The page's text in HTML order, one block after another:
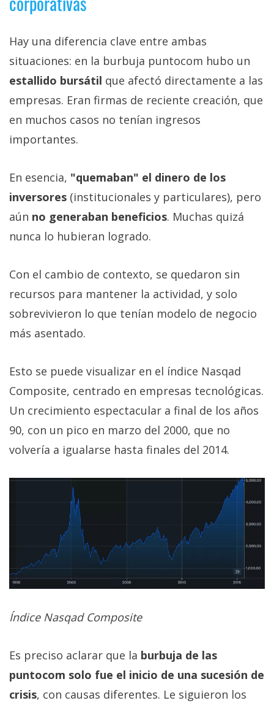
Hay una diferencia clave entre ambas
situaciones: en la burbuja puntocom hubo un
estallido bursátil que afectó directamente a las
empresas. Eran firmas de reciente creación, que
en muchos casos no tenían ingresos
importantes.
En esencia, "quemaban" el dinero de los
inversores (institucionales y particulares), pero
aún no generaban beneficios. Muchas quizá
nunca lo hubieran logrado.
Con el cambio de contexto, se quedaron sin
recursos para mantener la actividad, y solo
sobrevivieron lo que tenían modelo de negocio
más asentado.
Esto se puede visualizar en el índice Nasqad
Composite, centrado en empresas tecnológicas.
Un crecimiento espectacular a final de los años
90, con un pico en marzo del 2000, que no
volvería a igualarse hasta finales del 2014.
Índice Nasqad Composite
Es preciso aclarar que la burbuja de las
puntocom solo fue el inicio de una sucesión de
crisis, con causas diferentes. Le siguieron los